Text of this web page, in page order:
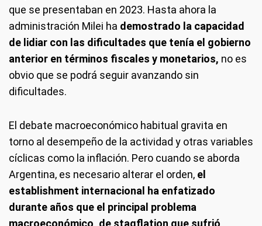
que se presentaban en 2023. Hasta ahora la
administración Milei ha demostrado la capacidad
de lidiar con las dificultades que tenía el gobierno
anterior en términos fiscales y monetarios, no es
obvio que se podrá seguir avanzando sin
dificultades.
El debate macroeconómico habitual gravita en
torno al desempeño de la actividad y otras variables
cíclicas como la inflación. Pero cuando se aborda
Argentina, es necesario alterar el orden, el
establishment internacional ha enfatizado
durante años que el principal problema
macroeconómico, de stagflation que sufrió